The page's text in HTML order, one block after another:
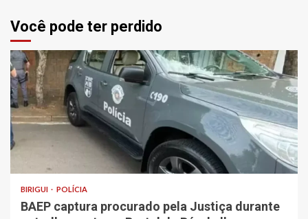
Você pode ter perdido
BIRIGUI POLÍCIA
BAEP captura procurado pela Justiça durante